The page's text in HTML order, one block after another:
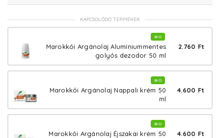
KAPCSOLÓDÓ TERMÉKEK
BIO
Marokkói Argánolaj Alumíniummentes
golyós dezodor 50 ml
2.760 Ft
BIO
Marokkói Argánolaj Nappali krém 50
ml
4.600 Ft
BIO
Marokkói Argánolaj Éjszakai krém 50
4.600 Ft